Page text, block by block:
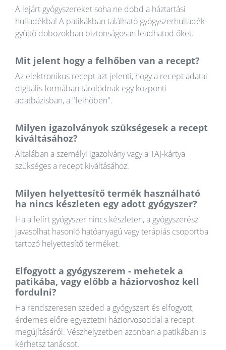
A lejárt gyógyszereket soha ne dobd a háztartási
hulladékba! A patikákban található gyógyszerhulladék-
gyűjtő dobozokban biztonságosan leadhatod őket.
Mit jelent hogy a felhőben van a recept?
Az elektronikus recept azt jelenti, hogy a recept adatai
digitális formában tárolódnak egy központi
adatbázisban, a "felhőben".
Milyen igazolványok szükségesek a recept
kiváltásához?
Általában a személyi igazolvány vagy a TAJ-kártya
szükséges a recept kiváltásához.
Milyen helyettesítő termék használható
ha nincs készleten egy adott gyógyszer?
Ha a felírt gyógyszer nincs készleten, a gyógyszerész
javasolhat hasonló hatóanyagú vagy terápiás csoportba
tartozó helyettesítő terméket.
Elfogyott a gyógyszerem - mehetek a
patikába, vagy előbb a háziorvoshoz kell
fordulni?
Ha rendszeresen szeded a gyógyszert és elfogyott,
érdemes előre egyeztetni háziorvosoddal a recept
megújításáról. Vészhelyzetben azonban a patikában is
kérhetsz tanácsot.